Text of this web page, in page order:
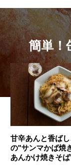
簡単！
甘辛あんと香ば
の"サンマかば焼
あんかけ焼きそ